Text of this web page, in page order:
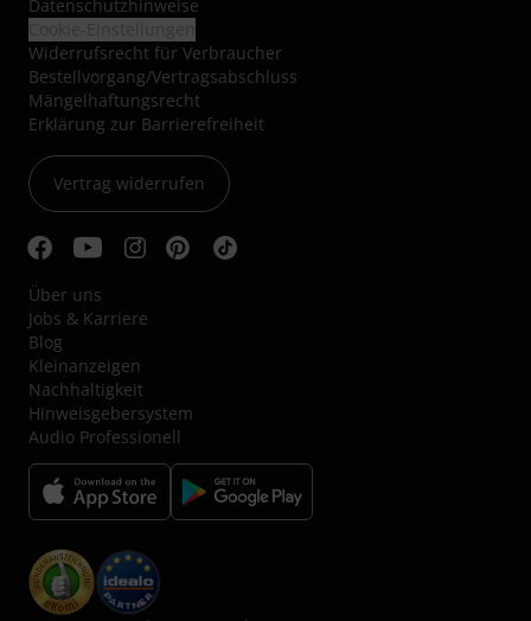
Datenschutzhinweise
Widerrufsrecht für Verbraucher
Bestellvorgang/Vertragsabschluss
Mängelhaftungsrecht
Erklärung zur Barrierefreiheit
Vertrag widerrufen
Über uns
Jobs & Karriere
Blog
Kleinanzeigen
Nachhaltigkeit
Hinweisgebersystem
Audio Professionell